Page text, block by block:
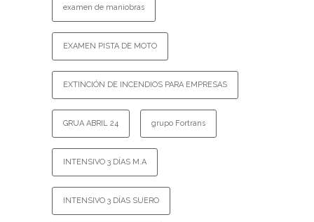
examen de maniobras
EXAMEN PISTA DE MOTO
EXTINCIÓN DE INCENDIOS PARA EMPRESAS
GRUA ABRIL 24 grupo Fortrans
INTENSIVO 3 DÍAS M.A
INTENSIVO 3 DÍAS SUERO